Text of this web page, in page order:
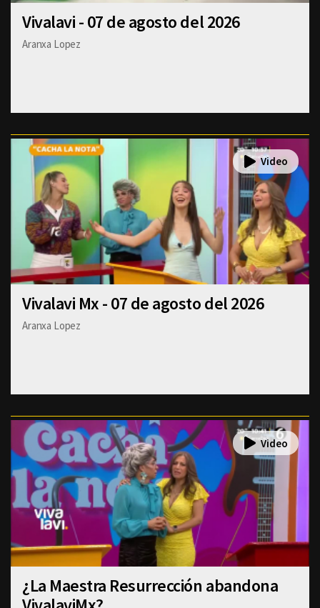
Vivalavi - 07 de agosto del 2026
Aranxa Lopez
Vivalavi Mx - 07 de agosto del 2026
Aranxa Lopez
¿La Maestra Resurrección abandona